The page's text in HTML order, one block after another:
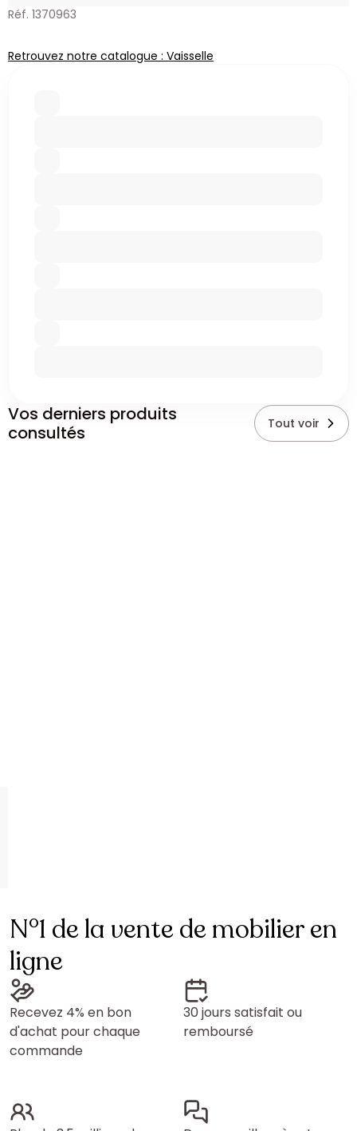
Réf. 1370963
Retrouvez notre catalogue : Vaisselle
Vos derniers produits
consultés
Tout voir
N°1 de la vente de mobilier en
ligne
Recevez 4% en bon
d'achat pour chaque
commande
30 jours satisfait ou
remboursé